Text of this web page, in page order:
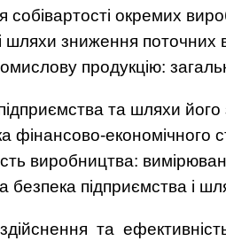
собівартості окремих
шляхи зниження поточних
продукцію:
та шляхи його
фінансово-економічного
виробництва:
безпека підприємства і
та